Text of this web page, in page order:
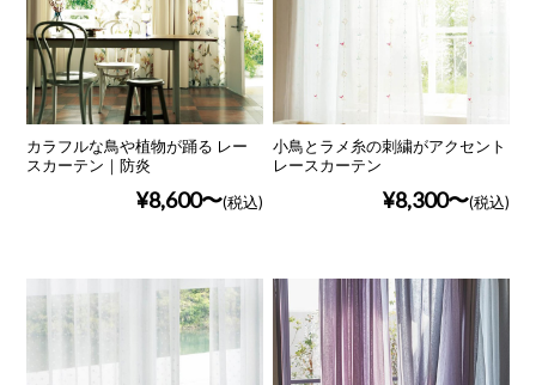
カラフルな鳥や植物が踊る レー
スカーテン｜防炎
¥8,600 (税込)
小鳥とラメ糸の刺繍がアクセント
レースカーテン
¥8,300 (税込)